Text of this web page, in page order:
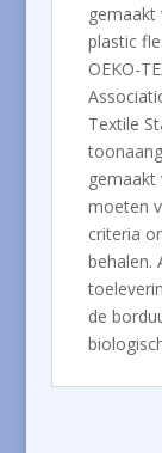
gemaakt
plastic
OEKO-
Textile
gemaakt
moeten
criteria
behalen.
de